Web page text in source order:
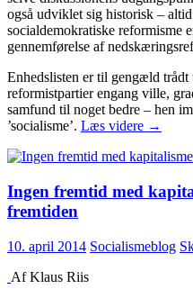
også udviklet sig historisk –
socialdemokratiske reformisme
gennemførelse af
Enhedslisten er til gengæld
reformistpartier engang ville,
samfund til noget bedre – hen
’socialisme’. Læs videre
og
→
Ingen fremtid med
fremtiden
10. april 2014 Socialismeblog
Af Klaus Riis